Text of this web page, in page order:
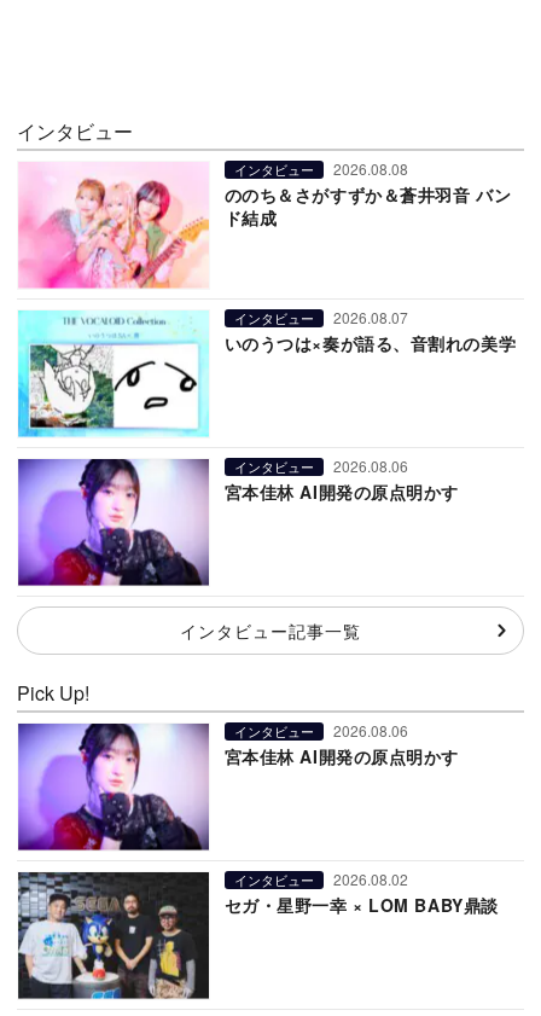
インタビュー
インタビュー 2026.08.08
ののち＆さがすずか＆蒼井羽音 バン
ド結成
インタビュー 2026.08.07
いのうつは×奏が語る、音割れの美学
インタビュー 2026.08.06
宮本佳林 AI開発の原点明かす
インタビュー記事一覧
Pick Up!
インタビュー 2026.08.06
宮本佳林 AI開発の原点明かす
インタビュー 2026.08.02
セガ・星野一幸 × LOM BABY鼎談